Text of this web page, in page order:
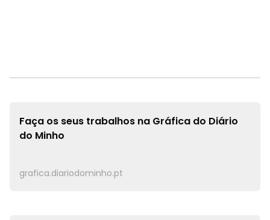
Faça os seus trabalhos na Gráfica do Diário
do Minho
grafica.diariodominho.pt